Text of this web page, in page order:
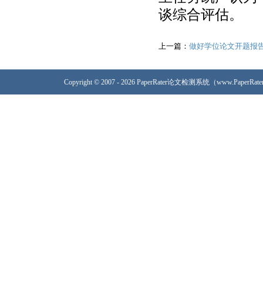
谈综合评估。
上一篇： 做好学位论文开题报
Copyright © 2007 - 2026 PaperRater论文检测系统（